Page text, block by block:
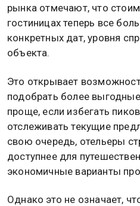
рынка отмечают, что
гостиницах теперь все
конкретных дат, уровня
объекта.
Это открывает
подобрать более
проще, если избегать
отслеживать текущие
свою очередь, отельеры
доступнее для
экономичные варианты
Однако это не означает,